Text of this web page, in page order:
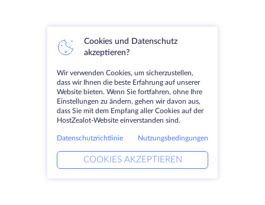
Cookies und Datenschutz
akzeptieren?
Wir verwenden Cookies, um sicherzustellen,
dass wir Ihnen die beste Erfahrung auf unserer
Website bieten. Wenn Sie fortfahren, ohne Ihre
Einstellungen zu ändern, gehen wir davon aus,
dass Sie mit dem Empfang aller Cookies auf der
HostZealot-Website einverstanden sind.
Datenschutzrichtlinie Nutzungsbedingungen
COOKIES AKZEPTIEREN